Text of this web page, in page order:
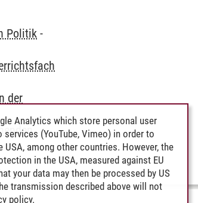
Politik -
der
Analytics which store personal user
(YouTube, Vimeo) in order to
among other countries. However, the
in the USA, measured against EU
your data may then be processed by US
transmission described above will not
policy.